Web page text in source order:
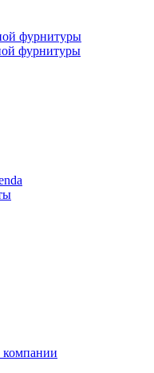
фурнитуры
фурнитуры
компании